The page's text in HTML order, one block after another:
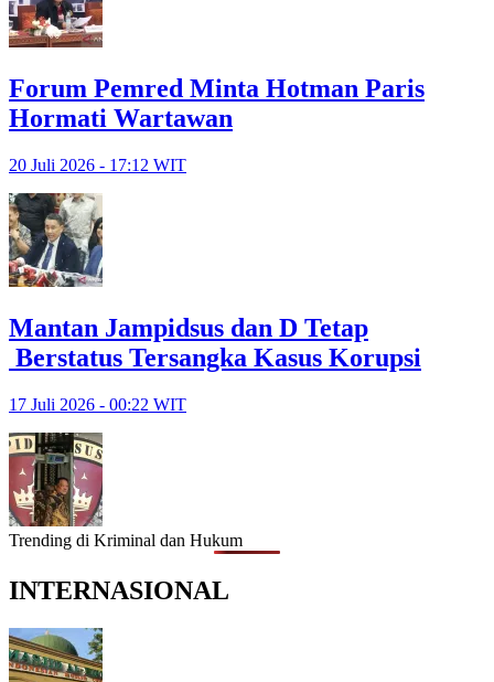
Forum Pemred Minta Hotman Paris
Hormati Wartawan
20 Juli 2026 - 17:12 WIT
Mantan Jampidsus dan D Tetap
Berstatus Tersangka Kasus Korupsi
17 Juli 2026 - 00:22 WIT
Trending di Kriminal dan Hukum
INTERNASIONAL